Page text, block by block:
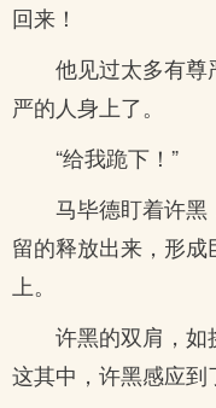
回来！
他见过太多有
严的人身上了。
“给我跪下！”
马毕德盯着许
留的释放出来，形
上。
许黑的双肩，
这其中，许黑感应到